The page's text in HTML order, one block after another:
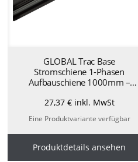
GLOBAL Trac Base
Stromschiene 1-Phasen
Aufbauschiene 1000mm –
27,37 €inkl. MwSt
Eine Produktvariante verfügbar
Produktdetails ansehen